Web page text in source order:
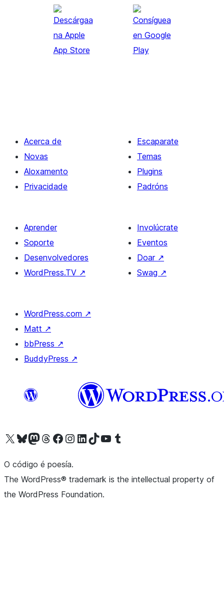
Acerca de
Novas
Aloxamento
Privacidade
Escaparate
Temas
Plugins
Padróns
Aprender
Soporte
Desenvolvedores
WordPress.TV ↗
Involúcrate
Eventos
Doar ↗
Swag ↗
WordPress.com ↗
Matt ↗
bbPress ↗
BuddyPress ↗
Visita la cuenta de X (anteriormente Twitter)
Visita a nosa conta de Bluesky
Visita a nosa conta de Mastodon
Visita a nosa conta de Threads
Visita a nosa páxina de Facebook
Visita a nosa conta de Instagram
Visita a nosa conta de LinkedIn
Visita a nosa conta de TikTok
Visita a nosa canle de YouTube
Visita a nosa conta de Tumblr
O código é poesía.
The WordPress® trademark is the intellectual property of
the WordPress Foundation.